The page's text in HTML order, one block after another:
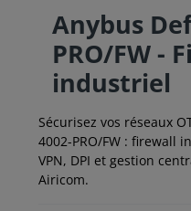
Anybus
PRO/FW -
industriel
Sécurisez vos réseaux
4002-PRO/FW : firewall
VPN, DPI et gestion
Airicom.